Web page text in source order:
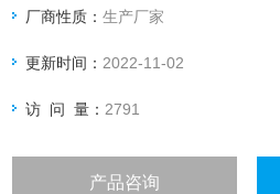
厂商性质：生产厂家
更新时间： 2022-11-02
访 问 量： 2791
产品咨询